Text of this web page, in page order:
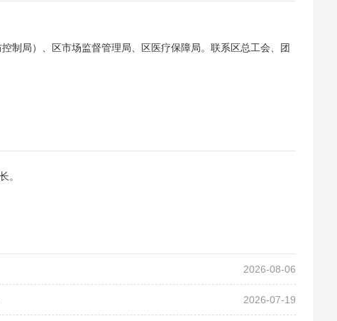
制局）、区市场监督管理局、区医疗保障局。 联系区总工会、团
。
2026-08-06
2026-07-19